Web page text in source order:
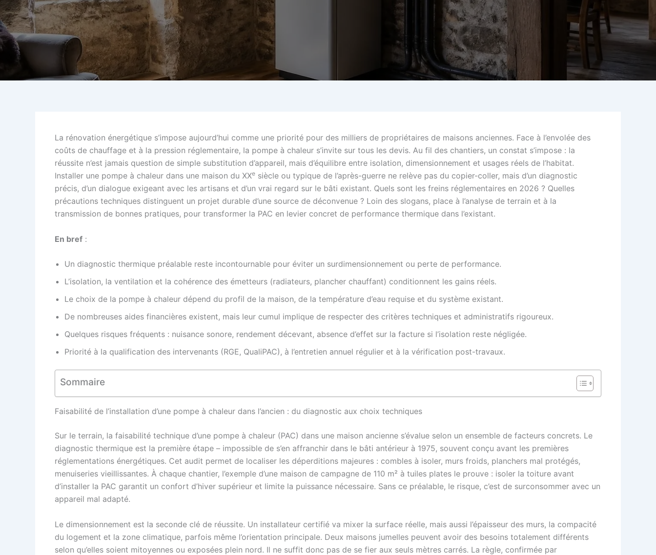
La rénovation énergétique s’impose aujourd’hui comme une priorité pour des milliers de propriétaires de maisons anciennes. Face à l’envolée des
coûts de chauffage et à la pression réglementaire, la pompe à chaleur s’invite sur tous les devis. Au fil des chantiers, un constat s’impose : la
réussite n’est jamais question de simple substitution d’appareil, mais d’équilibre entre isolation, dimensionnement et usages réels de l’habitat.
Installer une pompe à chaleur dans une maison du XXe siècle ou typique de l’après-guerre ne relève pas du copier-coller, mais d’un diagnostic
précis, d’un dialogue exigeant avec les artisans et d’un vrai regard sur le bâti existant. Quels sont les freins réglementaires en 2026 ? Quelles
précautions techniques distinguent un projet durable d’une source de déconvenue ? Loin des slogans, place à l’analyse de terrain et à la
transmission de bonnes pratiques, pour transformer la PAC en levier concret de performance thermique dans l’existant.
En bref :
Un diagnostic thermique préalable reste incontournable pour éviter un surdimensionnement ou perte de performance.
L’isolation, la ventilation et la cohérence des émetteurs (radiateurs, plancher chauffant) conditionnent les gains réels.
Le choix de la pompe à chaleur dépend du profil de la maison, de la température d’eau requise et du système existant.
De nombreuses aides financières existent, mais leur cumul implique de respecter des critères techniques et administratifs rigoureux.
Quelques risques fréquents : nuisance sonore, rendement décevant, absence d’effet sur la facture si l’isolation reste négligée.
Priorité à la qualification des intervenants (RGE, QualiPAC), à l’entretien annuel régulier et à la vérification post-travaux.
Sommaire
Faisabilité de l’installation d’une pompe à chaleur dans l’ancien : du diagnostic aux choix techniques
Sur le terrain, la faisabilité technique d’une pompe à chaleur (PAC) dans une maison ancienne s’évalue selon un ensemble de facteurs concrets. Le
diagnostic thermique est la première étape – impossible de s’en affranchir dans le bâti antérieur à 1975, souvent conçu avant les premières
réglementations énergétiques. Cet audit permet de localiser les déperditions majeures : combles à isoler, murs froids, planchers mal protégés,
menuiseries vieillissantes. À chaque chantier, l’exemple d’une maison de campagne de 110 m² à tuiles plates le prouve : isoler la toiture avant
d’installer la PAC garantit un confort d’hiver supérieur et limite la puissance nécessaire. Sans ce préalable, le risque, c’est de surconsommer avec un
appareil mal adapté.
Le dimensionnement est la seconde clé de réussite. Un installateur certifié va mixer la surface réelle, mais aussi l’épaisseur des murs, la compacité
du logement et la zone climatique, parfois même l’orientation principale. Deux maisons jumelles peuvent avoir des besoins totalement différents
selon qu’elles soient mitoyennes ou exposées plein nord. Il ne suffit donc pas de se fier aux seuls mètres carrés. La règle, confirmée par